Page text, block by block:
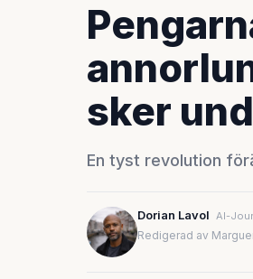
sker
En tyst revolution
Dorian Lavol AI-
Redigerad av